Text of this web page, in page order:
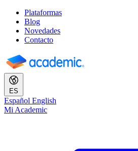
Plataformas
Blog
Novedades
Contacto
ES
Español English
Mi Academic